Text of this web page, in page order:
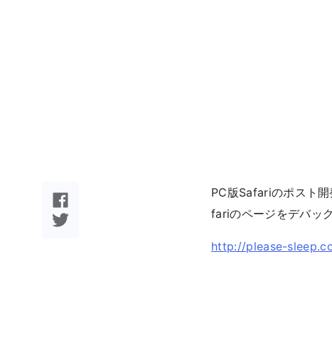
PC版Safariのポスト
fariのページをデバッ
http://please-